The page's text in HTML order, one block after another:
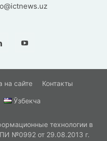
на сайте Контакты
Ўзбекча
технологии в
№0992 от 29.08.2013 г.